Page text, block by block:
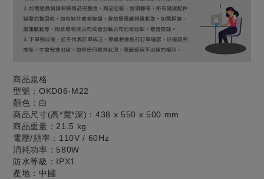
商品規格
型號：OKD06-M22
顏色：白
商品尺寸(高*寬*深)：438 x 550 x 500 mm
商品重量：21.5 kg
電壓/頻率：110V / 60Hz
消耗功率：580W
防水等級：IPX1
產地：中國